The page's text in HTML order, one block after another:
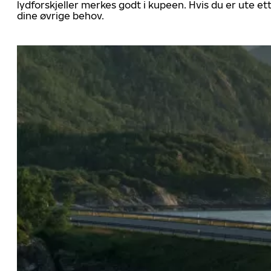
lydforskjeller merkes godt i kupeen. Hvis du er ute
dine øvrige behov.